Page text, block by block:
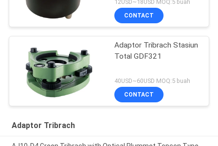
12USD~18USD MOQ:5 buah
CONTACT
Adaptor Tribrach Stasiun
Total GDF321
40USD~60USD MOQ:5 buah
CONTACT
Adaptor Tribrach